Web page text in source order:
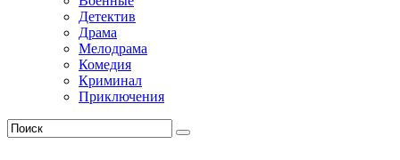
Детектив
Драма
Мелодрама
Комедия
Криминал
Приключения